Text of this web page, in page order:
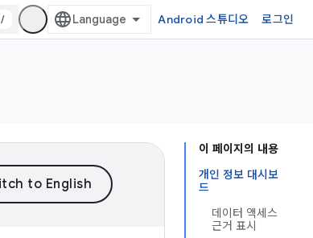
/ Android 스튜디오 로그인
이 페이지의 내용
개인 정보 대시보
드
데이터 액세스
근거 표시